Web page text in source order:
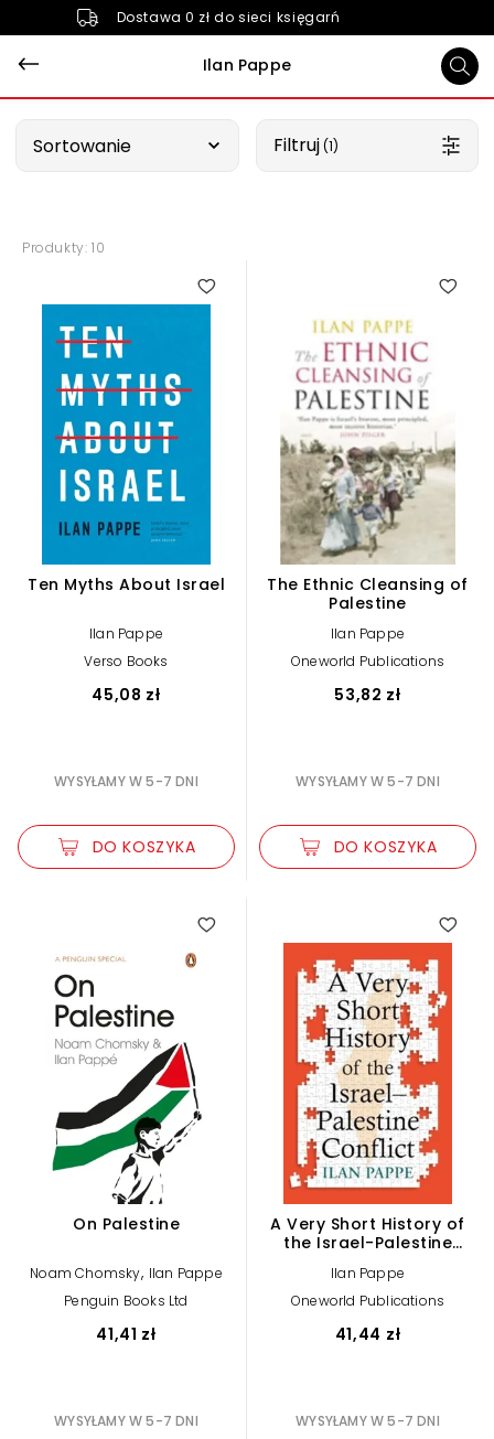
Dostawa 0 zł do sieci księgarń
Ilan Pappe
Sortowanie Filtruj (1)
Produkty: 10
Ten Myths About Israel
Ilan Pappe
Verso Books
45,08 zł
WYSYŁAMY W 5-7 DNI
DO KOSZYKA
The Ethnic Cleansing of
Palestine
Ilan Pappe
Oneworld Publications
53,82 zł
WYSYŁAMY W 5-7 DNI
DO KOSZYKA
On Palestine
Noam Chomsky, Ilan Pappe
Penguin Books Ltd
41,41 zł
WYSYŁAMY W 5-7 DNI
A Very Short History of
the Israel-Palestine
Ilan Pappe
Oneworld Publications
41,44 zł
WYSYŁAMY W 5-7 DNI